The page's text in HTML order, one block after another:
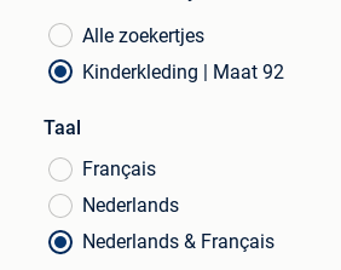
Alle zoekertjes
Kinderkleding | Maat 92
Taal
Français
Nederlands
Nederlands & Français